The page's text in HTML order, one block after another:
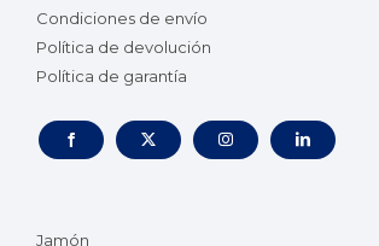
Condiciones de envío
Política de devolución
Política de garantía
Jamón